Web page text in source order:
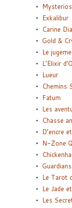
Exkalibur
Carine
Gold &
Le
L’Elixir
Lueur
Chemins
Fatum
Les
Chasse
D’encre
N-Zone
Le Tarot
Le Jade
Les